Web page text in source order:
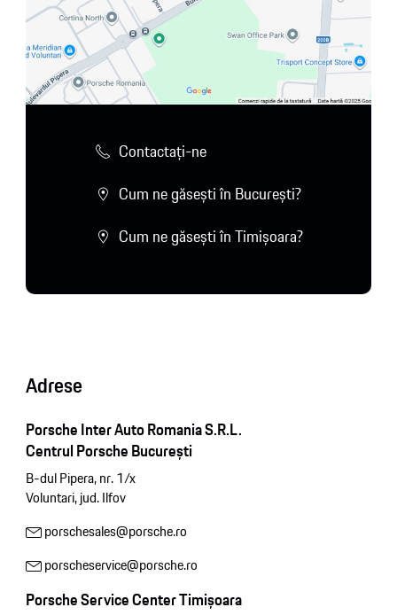
Contactaţi-ne
Cum ne găsești în București?
Cum ne găsești în Timișoara?
Adrese
Porsche Inter Auto Romania S.R.L.
Centrul Porsche București
B-dul Pipera, nr. 1/x
Voluntari, jud. Ilfov
porschesales@porsche.ro
porscheservice@porsche.ro
Porsche Service Center Timișoara